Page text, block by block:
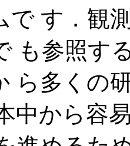
で す．観
も参照す
ら多くの
中から容